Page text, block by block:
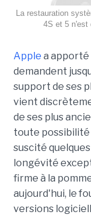
La restauration
4S et 5 n'est
Apple a apporté
demandent
support de ses
vient
de ses plus
toute possibilité
suscité
longévité
firme à la
aujourd'hui, le
versions